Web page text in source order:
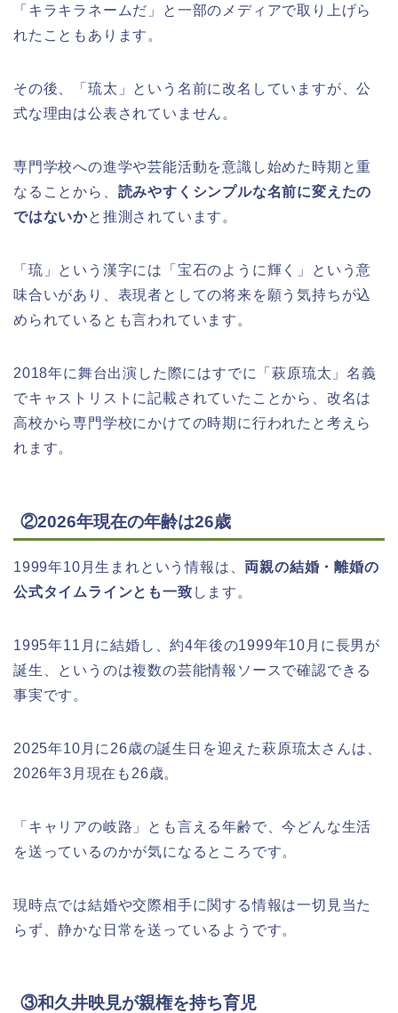
「キラキラネームだ」と一部のメディアで取り上げら
れたこともあります。
その後、「琉太」という名前に改名していますが、公
式な理由は公表されていません。
専門学校への進学や芸能活動を意識し始めた時期と重
なることから、 読みやすくシンプルな名前に変えたの
ではないかと推測されています。
「琉」という漢字には「宝石のように輝く」という意
味合いがあり、表現者としての将来を願う気持ちが込
められているとも言われています。
2018年に舞台出演した際にはすでに「萩原琉太」名義
でキャストリストに記載されていたことから、改名は
高校から専門学校にかけての時期に行われたと考えら
れます。
②2026年現在の年齢は26歳
1999年10月生まれという情報は、 両親の結婚・離婚の
公式タイムラインとも一致 します。
1995年11月に結婚し、約4年後の1999年10月に長男が
誕生、というのは複数の芸能情報ソースで確認できる
事実です。
2025年10月に26歳の誕生日を迎えた萩原琉太さんは、
2026年3月現在も26歳。
「キャリアの岐路」とも言える年齢で、今どんな生活
を送っているのかが気になるところです。
現時点では結婚や交際相手に関する情報は一切見当た
らず、静かな日常を送っているようです。
③和久井映見が親権を持ち育児